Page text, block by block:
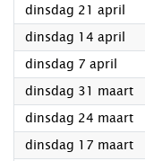
dinsdag 21 april
dinsdag 14 april
dinsdag 7 april
dinsdag 31 maart
dinsdag 24 maart
dinsdag 17 maart